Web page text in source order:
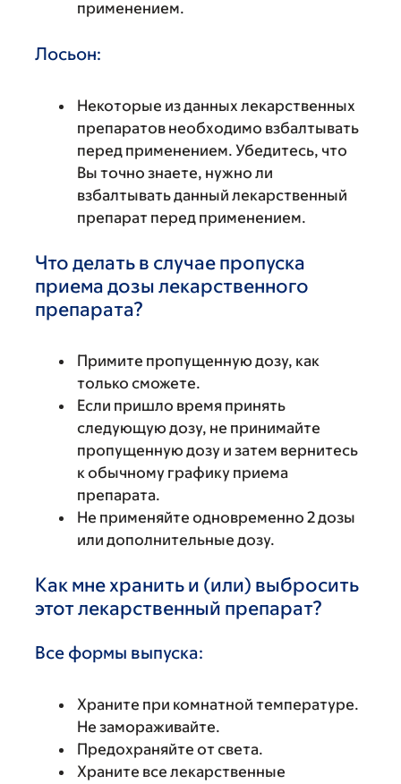
применением.
Лосьон:
Некоторые из данных лекарственных
препаратов необходимо взбалтывать
перед применением. Убедитесь, что
Вы точно знаете, нужно ли
взбалтывать данный лекарственный
препарат перед применением.
Что делать в случае пропуска
приема дозы лекарственного
препарата?
Примите пропущенную дозу, как
только сможете.
Если пришло время принять
следующую дозу, не принимайте
пропущенную дозу и затем вернитесь
к обычному графику приема
препарата.
Не применяйте одновременно 2 дозы
или дополнительные дозу.
Как мне хранить и (или) выбросить
этот лекарственный препарат?
Все формы выпуска:
Храните при комнатной температуре.
Не замораживайте.
Предохраняйте от света.
Храните все лекарственные